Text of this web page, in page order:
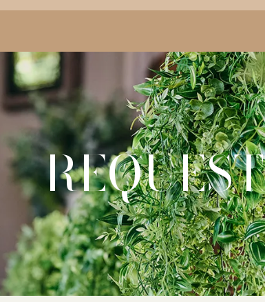
REQUEST